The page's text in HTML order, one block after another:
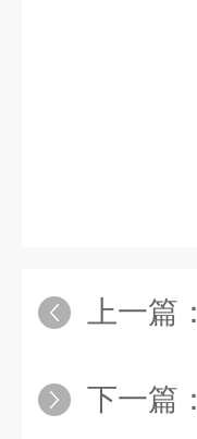
上一篇：
下一篇：